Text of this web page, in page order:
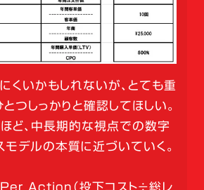
くいかもしれないが、とても重
つしっかりと確認してほしい。
ど、中長期的な視点での数字
モデルの本質に近づいていく。
Action（投下コスト÷総レ